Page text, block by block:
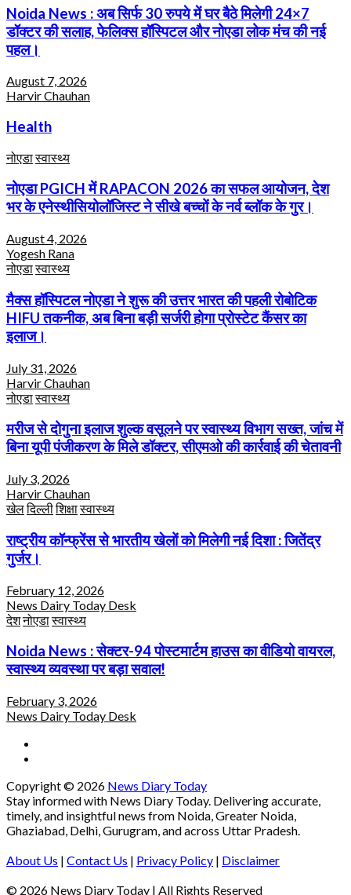
Noida News : अब सिर्फ 30 रुपये में घर बैठे मिलेगी 24×7
डॉक्टर की सलाह, फेलिक्स हॉस्पिटल और नोएडा लोक मंच की नई
पहल।
August 7, 2026
Harvir Chauhan
Health
नोएडास्वास्थ्य
नोएडा PGICH में RAPACON 2026 का सफल आयोजन, देश
भर के एनेस्थीसियोलॉजिस्ट ने सीखे बच्चों के नर्व ब्लॉक के गुर।
August 4, 2026
Yogesh Rana
नोएडास्वास्थ्य
मैक्स हॉस्पिटल नोएडा ने शुरू की उत्तर भारत की पहली रोबोटिक
HIFU तकनीक, अब बिना बड़ी सर्जरी होगा प्रोस्टेट कैंसर का
इलाज।
July 31, 2026
Harvir Chauhan
नोएडास्वास्थ्य
मरीज से दोगुना इलाज शुल्क वसूलने पर स्वास्थ्य विभाग सख्त, जांच में
बिना यूपी पंजीकरण के मिले डॉक्टर, सीएमओ की कार्रवाई की चेतावनी
July 3, 2026
Harvir Chauhan
खेलदिल्लीशिक्षास्वास्थ्य
राष्ट्रीय कॉन्फ्रेंस से भारतीय खेलों को मिलेगी नई दिशा : जितेंद्र
गुर्जर।
February 12, 2026
News Dairy Today Desk
देशनोएडास्वास्थ्य
Noida News : सेक्टर-94 पोस्टमार्टम हाउस का वीडियो वायरल,
स्वास्थ्य व्यवस्था पर बड़ा सवाल!
February 3, 2026
News Dairy Today Desk
Copyright © 2026 News Diary Today
Stay informed with News Diary Today. Delivering accurate,
timely, and insightful news from Noida, Greater Noida,
Ghaziabad, Delhi, Gurugram, and across Uttar Pradesh.
About Us | Contact Us | Privacy Policy | Disclaimer
© 2026 News Diary Today | All Rights Reserved